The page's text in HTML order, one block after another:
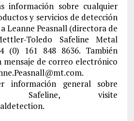
información sobre cualquier
y servicios de detección
Leanne Peasnall (directora de
Toledo Safeline Metal
(0) 161 848 8636. También
mensaje de correo electrónico
información general sobre
Safeline, visite